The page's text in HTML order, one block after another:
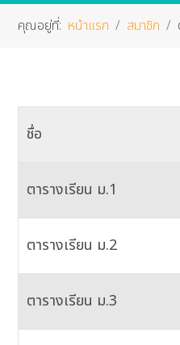
คุณอยู่ที่: หน้าแรก สมาชิก
ชื่อ
ตารางเรียน ม.1
ตารางเรียน ม.2
ตารางเรียน ม.3